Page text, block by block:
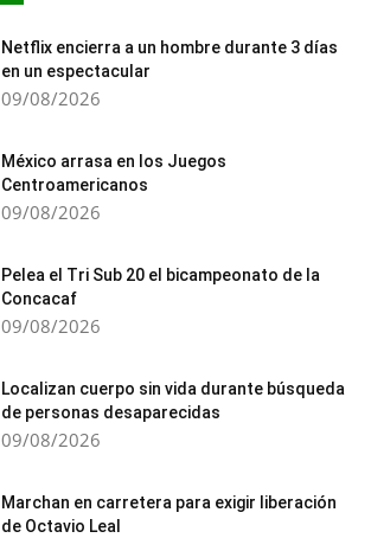
Netflix encierra a un hombre durante 3 días
en un espectacular
09/08/2026
México arrasa en los Juegos
Centroamericanos
09/08/2026
Pelea el Tri Sub 20 el bicampeonato de la
Concacaf
09/08/2026
Localizan cuerpo sin vida durante búsqueda
de personas desaparecidas
09/08/2026
Marchan en carretera para exigir liberación
de Octavio Leal